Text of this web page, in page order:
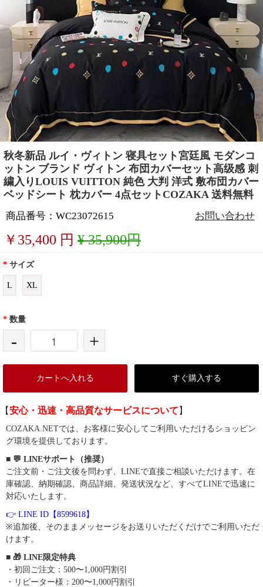
秋冬新品 ルイ・ヴィトン 寝具セット宮廷風 モダンコ
ットン ブランド ヴィトン 布団カバーセット高级感 刺
繍入りLOUIS VUITTON 純色 大判 洋式 敷布団カバー
ベッドシート 枕カバー 4点セットCOZAKA 送料無料
商品番号：WC23072615 お問い合わせ
￥ 35,400 円 ¥ 35,900円
* サイズ
L XL
* 数量
- +
カートへ入れる すぐ購入する
【安心・迅速・高品質なサービスについて 】
COZAKA.NETでは、お客様に安心してご利用いただけるショッピン
グ環境を提供しております。
■ 💬 LINEサポート（推奨）
ご注文前・ご注文後を問わず、LINEで直接ご相談いただけます。在
庫確認、納期確認、商品詳細、発送状況など、すべてLINEで迅速に
対応いたします。
👉 LINE ID【8599618】
※追加後、そのままメッセージをお送りいただくだけでご利用いただ
けます。
■ 🎁 LINE限定特典
・初回ご注文：500〜1,000円割引
・リピーター様：200〜1,000円割引